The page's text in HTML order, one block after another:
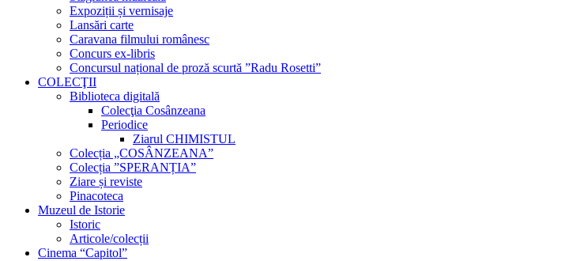
Expoziții și vernisaje
Lansări carte
Caravana filmului românesc
Concurs ex-libris
Concursul național de proză scurtă ”Radu Rosetti”
COLECŢII
Biblioteca digitală
Colecţia Cosânzeana
Periodice
Ziarul CHIMISTUL
Colecția „COSÂNZEANA”
Colecția ”SPERANȚIA”
Ziare și reviste
Pinacoteca
Muzeul de Istorie
Istoric
Articole/colecții
Cinema “Capitol”